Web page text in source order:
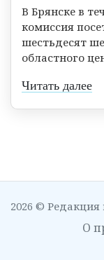
В Брянске в
комиссия
шестьдесят
областного
Читать далее
2026 ©
О